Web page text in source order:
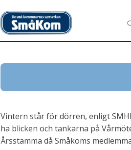
Vintern står för dörren, enligt
ha blicken och tankarna på
Årsstämma då Småkoms